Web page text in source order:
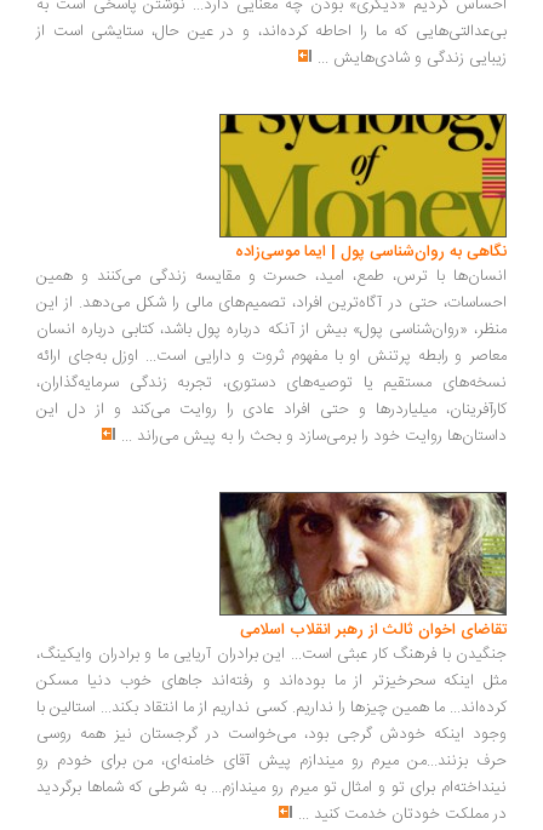
که ما را احاطه کرده‌اند، و در عین حال، ستایشی است از
زندگی و شادی‌هایش...
به روان‌شناسی پول | ایما موسی‌زاده
با ترس، طمع، امید، حسرت و مقایسه زندگی می‌کنند و همین
حتی در آگاه‌ترین افراد، تصمیم‌های مالی را شکل می‌دهد. از این
«روان‌شناسی پول» بیش از آنکه درباره پول باشد، کتابی درباره انسان
و رابطه پرتنش او با مفهوم ثروت و دارایی است... اوزل به‌جای ارائه
مستقیم یا توصیه‌های دستوری، تجربه زندگی سرمایه‌گذاران،
میلیاردرها و حتی افراد عادی را روایت می‌کند و از دل این
روایت خود را برمی‌سازد و بحث را به پیش می‌راند ...
اخوان ثالث از رهبر انقلاب اسلامی
با فرهنگ کار عبثی است... این برادران آریایی ما و برادران وایکینگ،
اینکه سحرخیزتر از ما بوده‌اند و رفته‌اند جاهای خوب دنیا مسکن
ما همین چیزها را نداریم. کسی نداریم از ما انتقاد بکند... استالین با
اینکه خودش گرجی بود، می‌خواست در گرجستان نیز همه روسی
بزنند...من میرم رو میندازم پیش آقای خامنه‌ای، من برای خودم رو
برای تو و امثال تو میرم رو میندازم... به شرطی که شماها برگردید
مملکت خودتان خدمت کنید...